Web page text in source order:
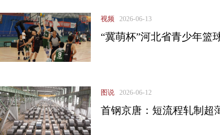
视频 2026-06-13
“冀萌杯”河北省青少年篮
图说 2026-06-12
首钢京唐：短流程轧制超